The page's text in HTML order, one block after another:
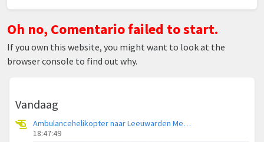
Oh no, Comentario failed to start.
If you own this website, you might want to look at the
browser console to find out why.
Vandaag
Ambulancehelikopter naar Leeuwarden Medical Center Heliport
18:47:49